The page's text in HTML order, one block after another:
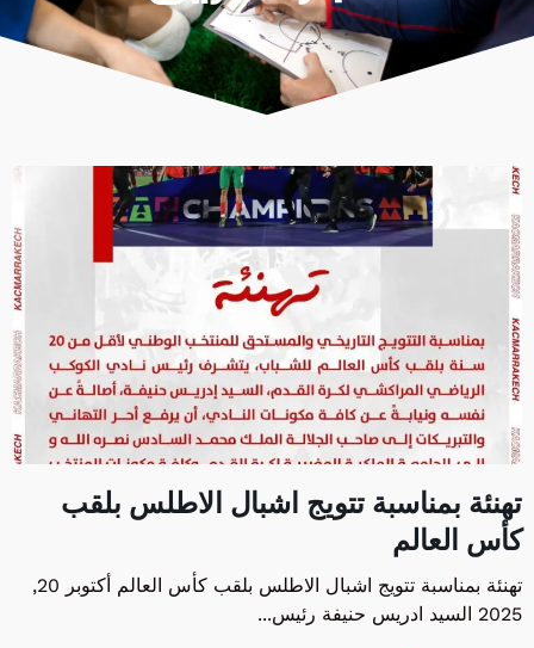
تهنئة بمناسبة تتويج اشبال الاطلس بلقب
كأس العالم
تهنئة بمناسبة تتويج اشبال الاطلس بلقب كأس العالم أكتوبر 20,
2025 السيد ادريس حنيفة رئيس...